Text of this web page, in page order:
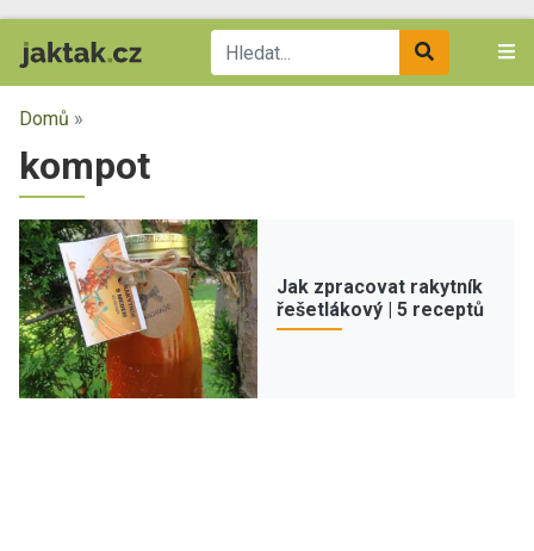
Domů »
kompot
Jak zpracovat rakytník
řešetlákový | 5 receptů